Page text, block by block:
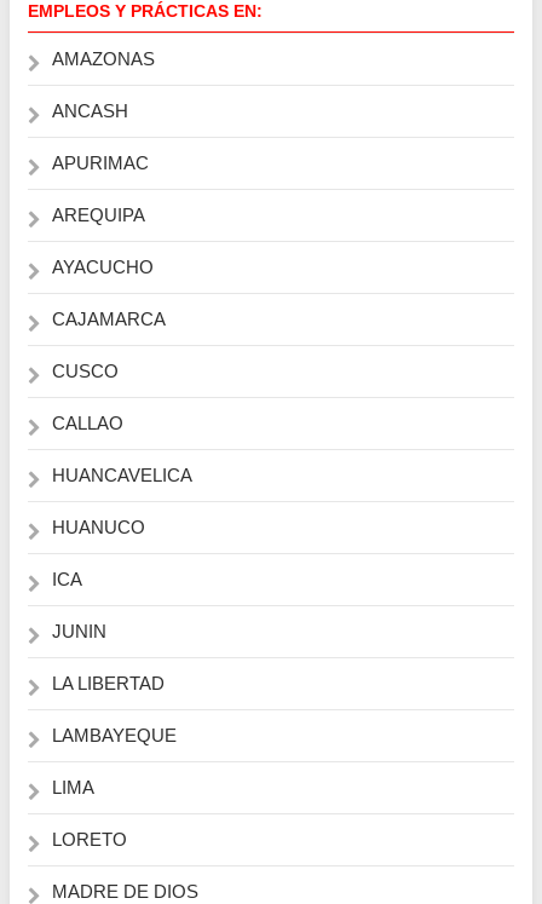
EMPLEOS Y PRÁCTICAS EN:
AMAZONAS
ANCASH
APURIMAC
AREQUIPA
AYACUCHO
CAJAMARCA
CUSCO
CALLAO
HUANCAVELICA
HUANUCO
ICA
JUNIN
LA LIBERTAD
LAMBAYEQUE
LIMA
LORETO
MADRE DE DIOS